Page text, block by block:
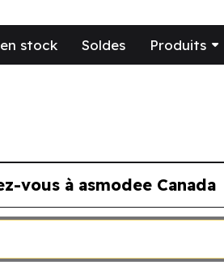
stock Soldes Produits
vous à asmodee Canada
Canada